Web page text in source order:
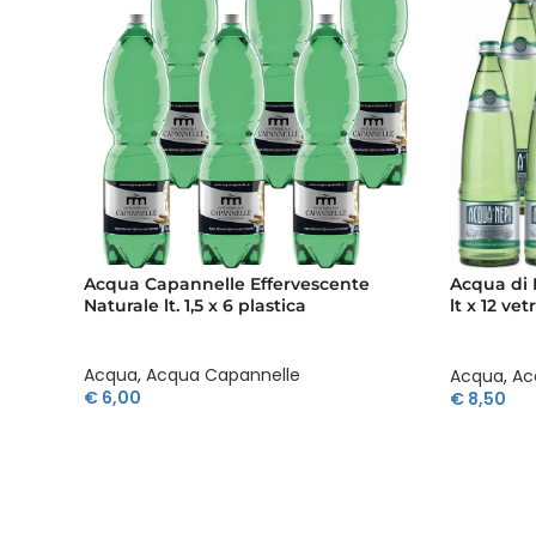
Acqua Capannelle Effervescente
Naturale lt. 1,5 x 6 plastica
Acqua, Acqua Capannelle
€ 6,00
Acqua di
lt x 12
Acqua,
€8,50